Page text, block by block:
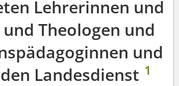
Lehrerinnen und
Theologen und
und
Landesdienst 1